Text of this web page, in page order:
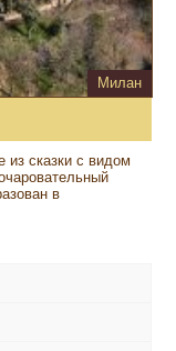
Милан
сказки с видом
в